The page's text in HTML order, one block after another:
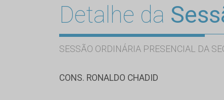
Detalhe da
SESSÃO ORDINÁRIA PRESENCIAL DA
CONS. RONALDO CHADID